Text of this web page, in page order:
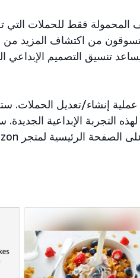
المحمولة فقط للحملات
من اكتشاف المزيد من
تنسيق التصميم الإبداعي
عملية إنشاء/تعديل الحملات.
التجربة الإبداعية الجديدة.